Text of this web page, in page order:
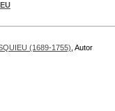
(1689-1755) , Autor